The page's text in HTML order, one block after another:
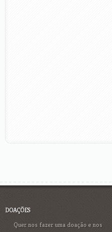
DOAÇÕES
Quer nos fazer uma doação e nos